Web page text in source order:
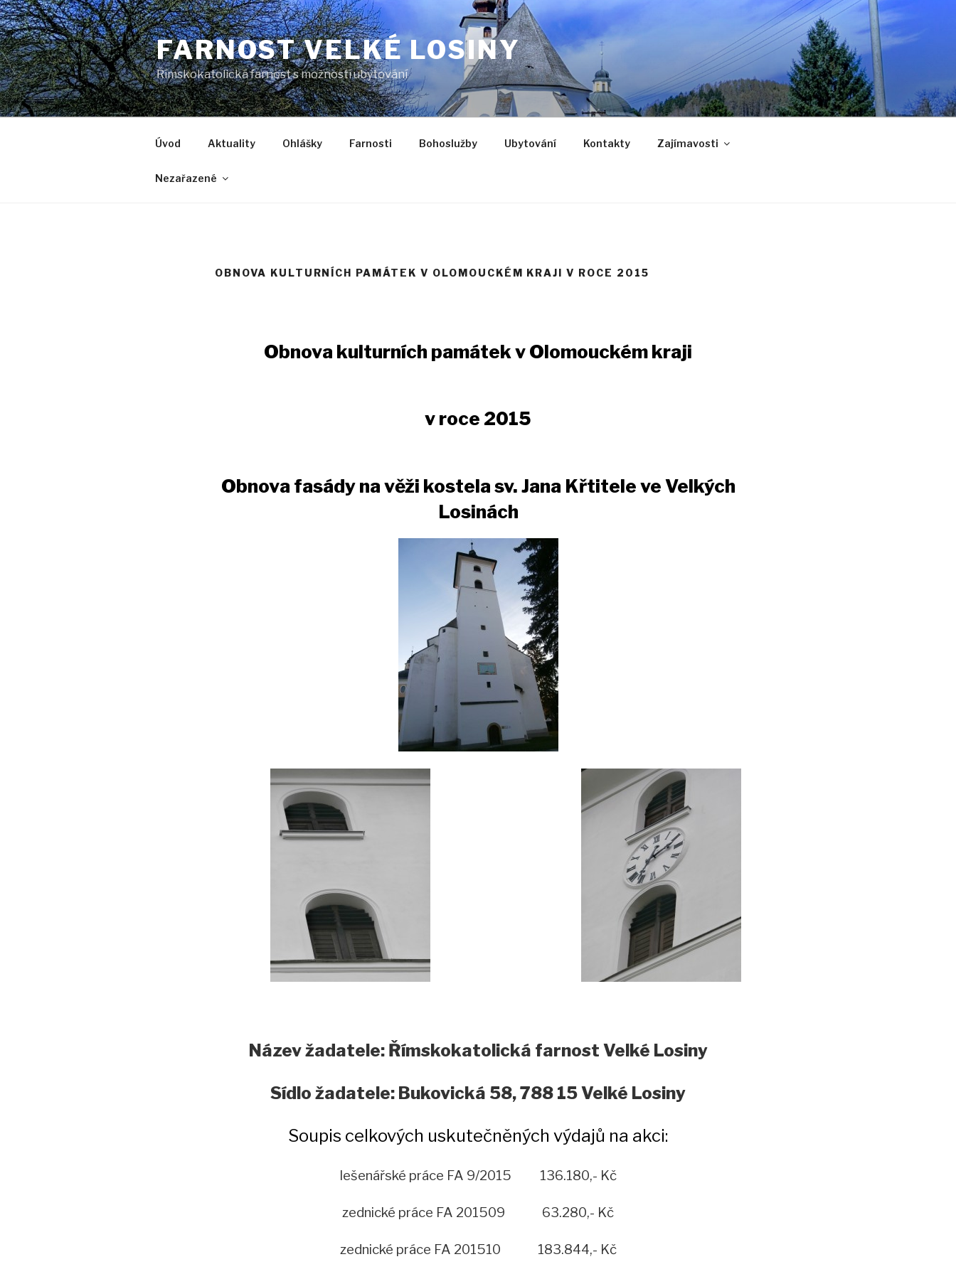
Přejít
k
obsahu
webu
FARNOST VELKÉ LOSINY
Římskokatolická farnost s možností ubytování
Úvod Aktuality Ohlášky Farnosti Bohoslužby Ubytování Kontakty Zajímavosti
Nezařazené
OBNOVA KULTURNÍCH PAMÁTEK V OLOMOUCKÉM KRAJI V ROCE 2015
Obnova kulturních památek v Olomouckém kraji
v roce 2015
Obnova fasády na věži kostela sv. Jana Křtitele ve Velkých
Losinách
Název žadatele: Římskokatolická farnost Velké Losiny
Sídlo žadatele: Bukovická 58, 788 15 Velké Losiny
Soupis celkových uskutečněných výdajů na akci:
lešenářské práce FA 9/2015 136.180,- Kč
zednické práce FA 201509 63.280,- Kč
zednické práce FA 201510 183.844,- Kč